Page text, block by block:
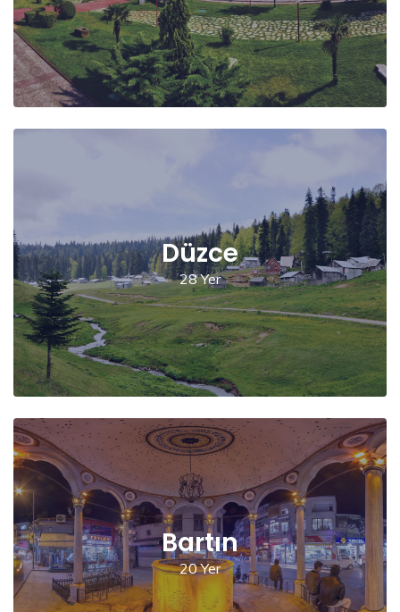
Düzce
28 Yer
Bartın
20 Yer